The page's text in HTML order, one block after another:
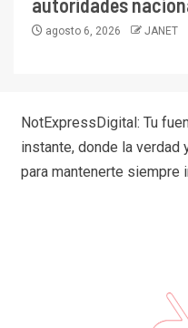
autoridades
agosto 6, 2026 JANET
NotExpressDigital: Tu
instante, donde la verdad
para mantenerte siempre